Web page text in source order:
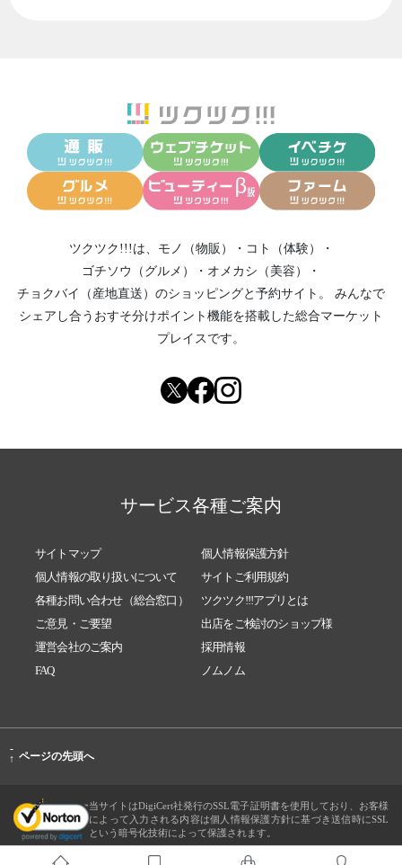
ツクツク!!!は、 モノ（物販） ・ コト（体験）
・
ゴチソウ（グルメ）
・ オメカシ（美容）
・
チョクバイ（産地直送） のショッピングと予約サイト。
みんなで
シェアし合う おすそ分けポイント機能を搭載した総合マーケット
プレイスです。
サービス各種ご案内
サイトマップ
個人情報保護方針
個人情報の取り扱いについて
サイトご利用規約
各種お問い合わせ（総合窓口）
ツクツク!!!アプリとは
ご意見・ご要望
出店をご検討のショップ様
運営会社のご案内
採用情報
FAQ
ノムノム
-
↑ ページの先頭へ
当サイトはDigiCert社発行のSSL電子証明書を使用しており、お客様
によって入力される内容は個人情報保護方針に基づき送信時にSSL
という暗号化技術によって保護されます。